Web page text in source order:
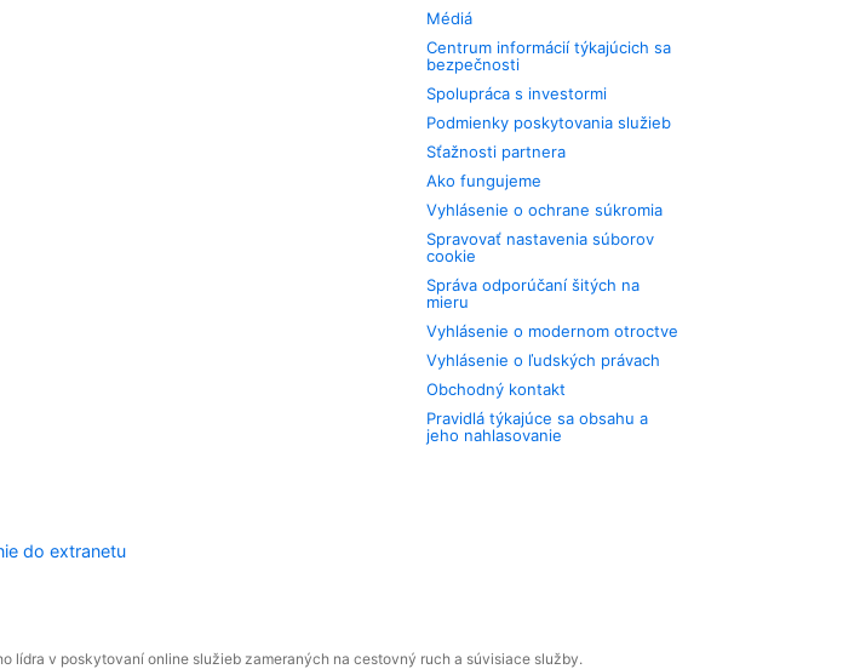
Médiá
Centrum informácií týkajúcich sa
bezpečnosti
Spolupráca s investormi
Podmienky poskytovania služieb
Sťažnosti partnera
Ako fungujeme
Vyhlásenie o ochrane súkromia
Spravovať nastavenia súborov
cookie
Správa odporúčaní šitých na
mieru
Vyhlásenie o modernom otroctve
Vyhlásenie o ľudských právach
Obchodný kontakt
Pravidlá týkajúce sa obsahu a
jeho nahlasovanie
do extranetu
lídra v poskytovaní online služieb zameraných na cestovný ruch a súvisiace služby.